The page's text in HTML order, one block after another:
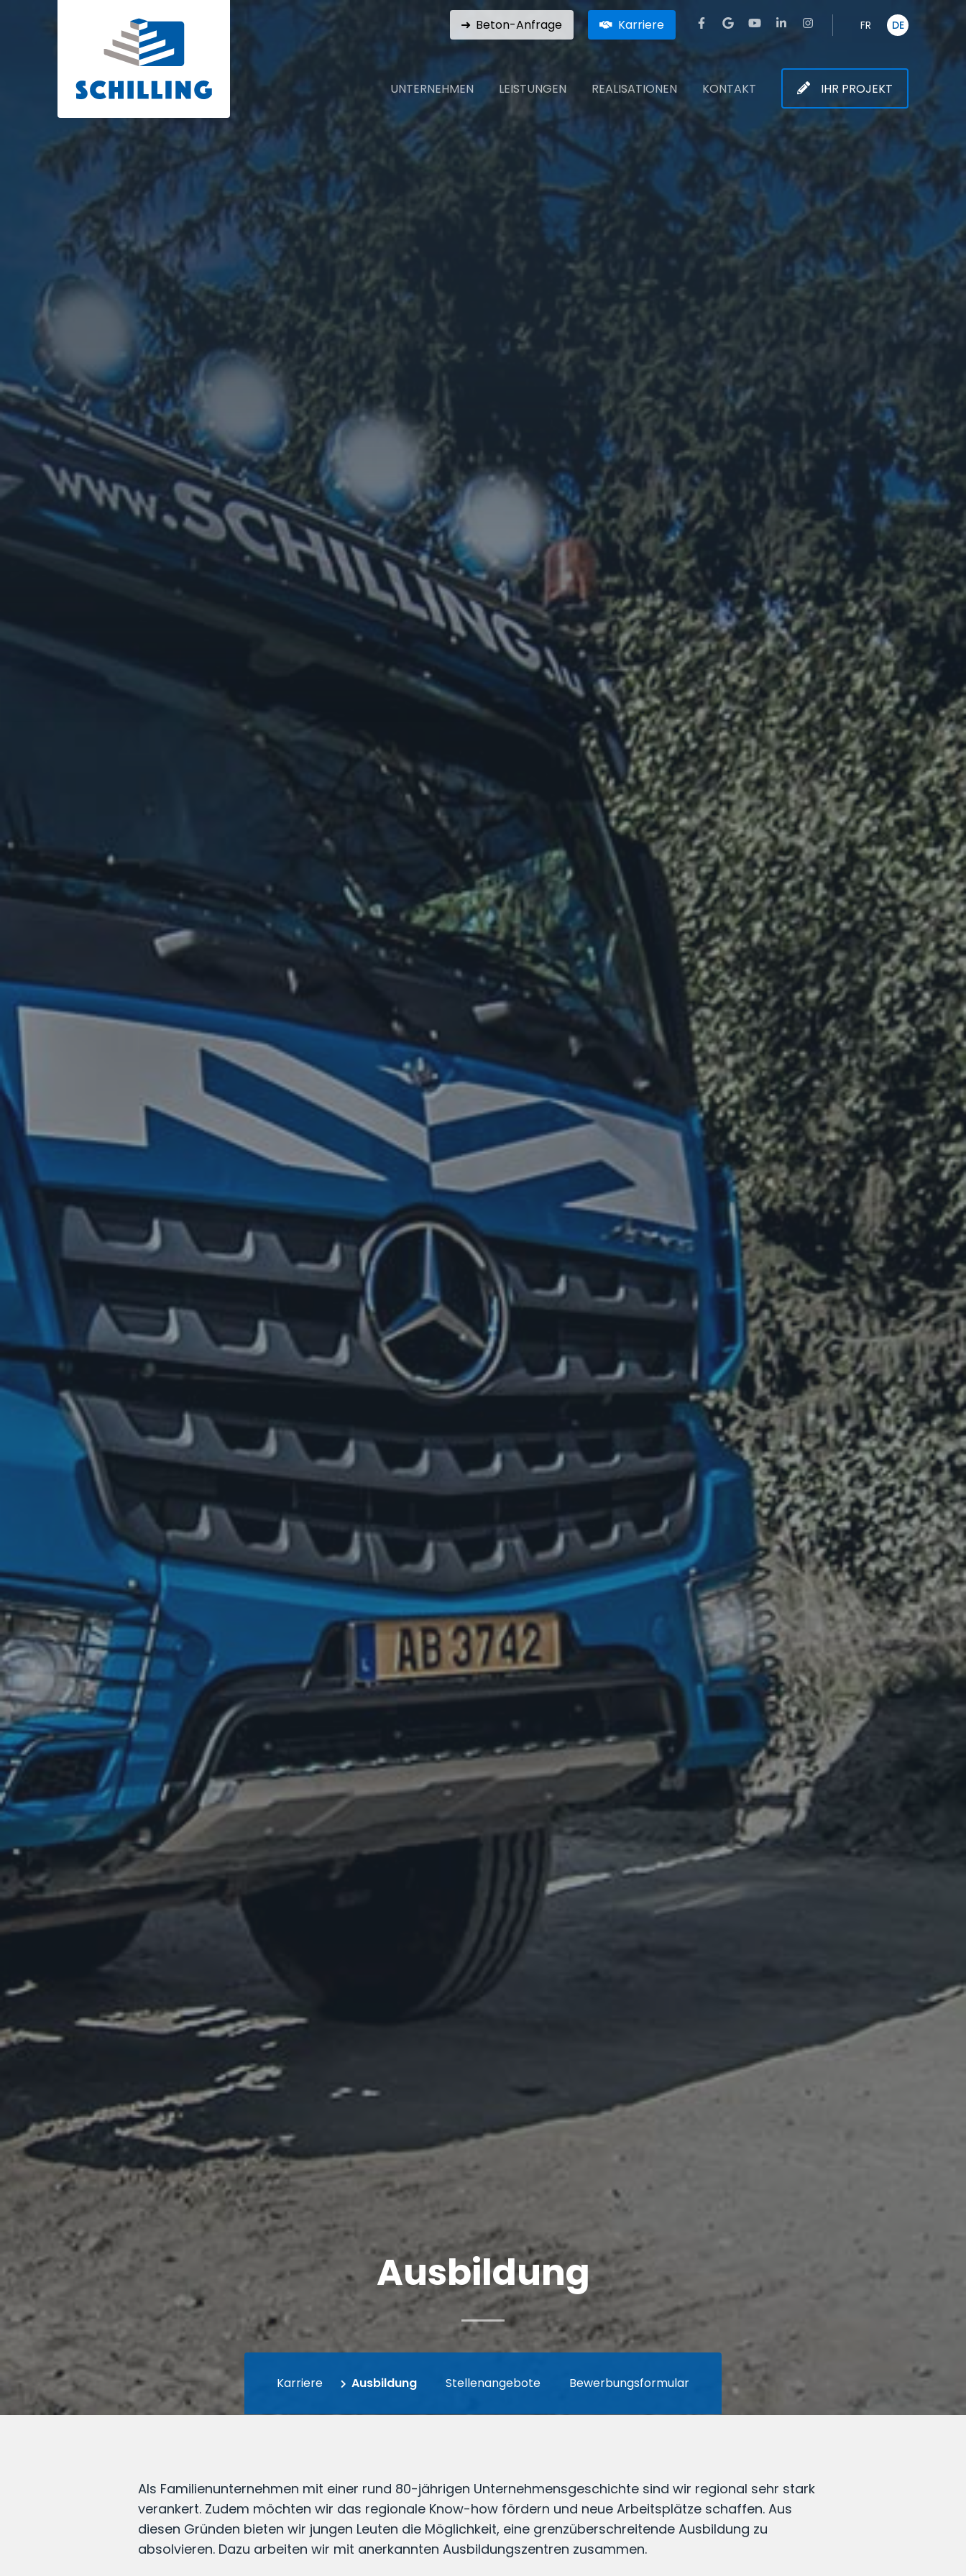
Beton-Anfrage Karriere FR DE
UNTERNEHMEN LEISTUNGEN REALISATIONEN KONTAKT IHR PROJEKT
Ausbildung
Karriere Ausbildung Stellenangebote Bewerbungsformular
Als Familienunternehmen mit einer rund 80-jährigen Unternehmensgeschichte sind wir regional sehr stark
verankert. Zudem möchten wir das regionale Know-how fördern und neue Arbeitsplätze schaffen. Aus
diesen Gründen bieten wir jungen Leuten die Möglichkeit, eine grenzüberschreitende Ausbildung zu
absolvieren. Dazu arbeiten wir mit anerkannten Ausbildungszentren zusammen.